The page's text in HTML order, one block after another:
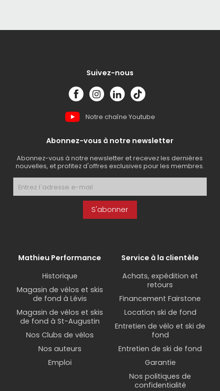
Suivez-nous
Notre chaîne Youtube
Abonnez-vous à notre newsletter
Abonnez-vous à notre newsletter et recevez les dernières
nouvelles, et profitez d'offres exclusives pour les membres.
S'abonner
Mathieu Performance
Historique
Magasin de vélos et skis
de fond à Lévis
Magasin de vélos et skis
de fond à St-Augustin
Nos Clubs de vélos
Nos auteurs
Emploi
Service à la clientèle
Achats, expédition et
retours
Financement Fairstone
Location ski de fond
Entretien de vélo et ski de
fond
Entretien de ski de fond
Garantie
Nos politiques de
confidentialité